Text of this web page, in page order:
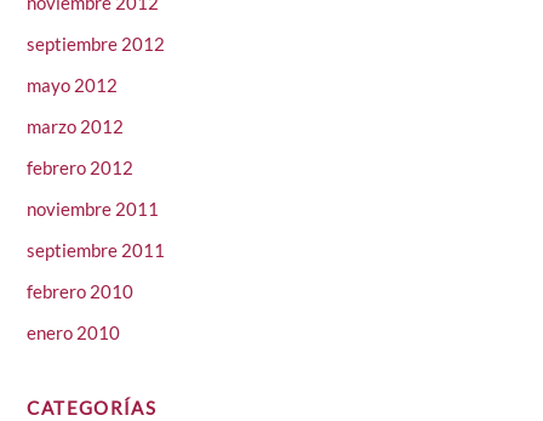
septiembre 2012
mayo 2012
marzo 2012
febrero 2012
noviembre 2011
septiembre 2011
febrero 2010
enero 2010
CATEGORÍAS